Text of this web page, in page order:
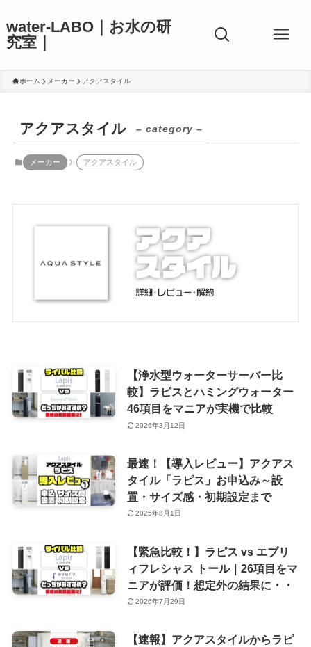
water-LABO｜お水の研
究室｜
ホーム メーカー アクアスタイル
アクアスタイル – category –
メーカー アクアスタイル
【浄水型ウォーターサーバー比
較】ラピスとハミングウォーター
46項目をマニアが実機で比較
2026年3月12日
最速！【導入レビュー】アクアス
タイル「ラピス」お申込み～設
置・サイズ感・初期設定まで
2025年8月1日
【緊急比較！】ラピス vs エブリ
ィフレシャス トール｜26項目をマ
ニアが評価！想定外の結果に・・
2026年7月29日
【速報】アクアスタイルからラピ